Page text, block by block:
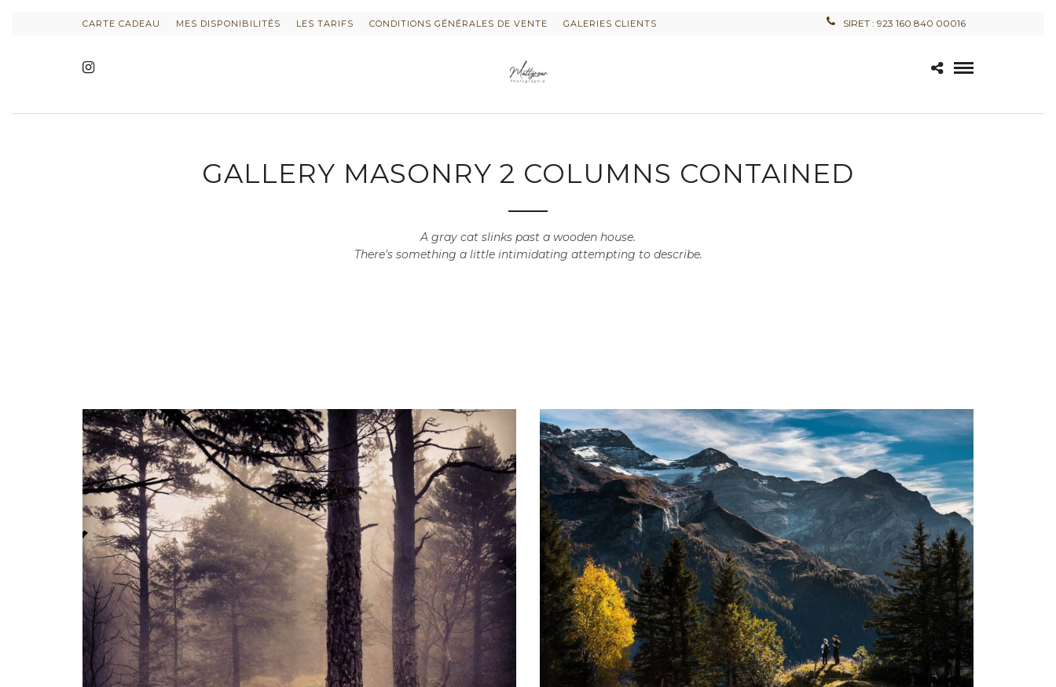
SIRET : 923 160 840 00016
CARTE CADEAU MES DISPONIBILITÉS LES TARIFS CONDITIONS GÉNÉRALES DE VENTE GALERIES CLIENTS
GALLERY MASONRY 2 COLUMNS CONTAINED
A gray cat slinks past a wooden house.
There's something a little intimidating attempting to describe.